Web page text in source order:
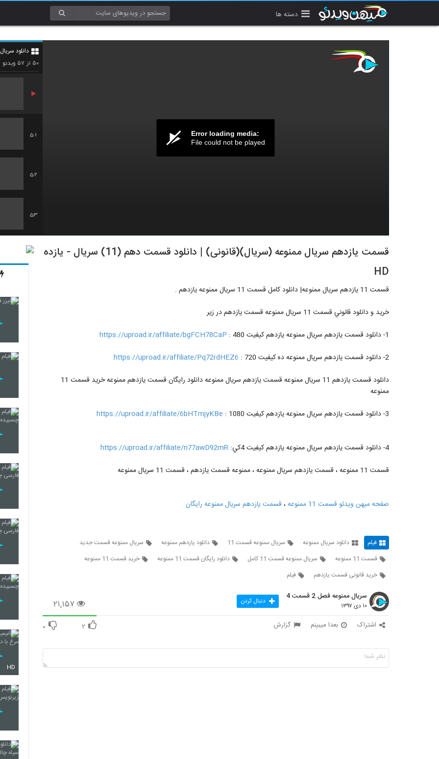
دسته ها
Error loading media:
File could not be played
دانلود
۵۰ از ۵۷ ویدئو
49
51
52
53
54
قسمت یازدهم سریال ممنوعه (سریال)(قانونی) | دانلود قسمت دهم (11) سریال - یازده
HD
قسمت 11 يازدهم سريال ممنوعه| دانلود کامل قسمت 11 سريال ممنوعه يازدهم .
خريد و دانلود قانوني قسمت 11 سريال ممنوعه قسمت يازدهم در زير
1- دانلود قسمت يازدهم سريال ممنوعه يازدهم کيفيت 480 :
https://uproad.ir/affiliate/bgFCH78CaP
2- دانلود قسمت يازدهم سريال ممنوعه ده کيفيت 720 :
https://uproad.ir/affiliate/Pq72rdHEZ6
دانلود قسمت يازدهم 11 سريال ممنوعه قسمت يازدهم سريال ممنوعه دانلود رايگان قسمت يازدهم ممنوعه خريد قسمت 11
ممنوعه
3- دانلود قسمت يازدهم سريال ممنوعه يازدهم کيفيت 1080 :
https://uproad.ir/affiliate/6bHTmjyKBe
4- دانلود قسمت يازدهم سريال ممنوعه يازدهم کيفيت 4کي:
https://uproad.ir/affiliate/n77awD92mR
قسمت 11 ممنوعه ، قسمت يازدهم سريال ممنوعه ، ممنوعه قسمت يازدهم ، قسمت 11 سريال ممنوعه
صفحه میهن ویدئو قسمت 11 ممنوعه ، قسمت یازدهم سریال ممنوعه رایگان
فیلم دانلود سریال ممنوعه سریال ممنوعه قسمت 11 دانلود یازدهم ممنوعه
سریال ممنوعه قسمت جدید
قسمت 11 ممنوعه
سریال ممنوعه قسمت 11 کامل دانلود رایگان قسمت 11 ممنوعه
خرید قسمت 11 ممنوعه
خرید قانونی قسمت یازدهم
فیلم
۲۱,۱۵۷
سریال ممنوعه فصل 2 قسمت 4
۱۰ دی ۱۳۹۷ دنبال کردن
اشتراک بعدا میبینم گزارش ۲ ۰
HD